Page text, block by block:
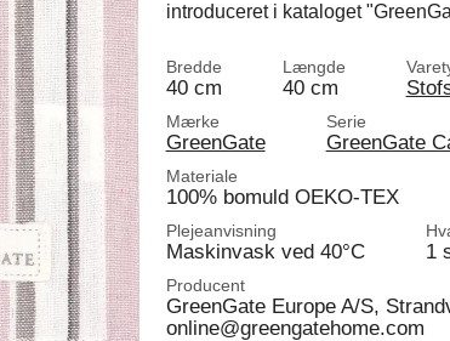
introduceret i kataloget
Bredde
40 cm
Længde
40 cm
Mærke
GreenGate
Serie
GreenGate
Materiale
100% bomuld OEKO-TEX
Plejeanvisning
Maskinvask ved 40°C 1
Producent
GreenGate Europe A/S,
online@greengatehome.com